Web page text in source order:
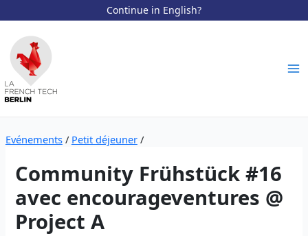
Continue in English?
contenu
Evénements/ Petit déjeuner/
Community Frühstück #16
avec encourageventures @
Project A